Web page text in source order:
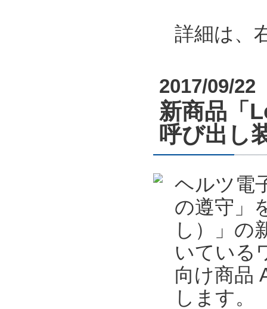
詳細は、
2017/09/22
新商品「
呼び出し
ヘルツ電
の遵守」
し）」の
いている
向け商品
します。